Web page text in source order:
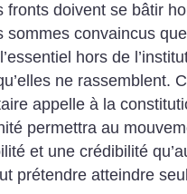
fronts doivent se bâtir
sommes convaincus
hors de
ne rassemblent.
appelle à la
permettra au
et une crédibilité
prétendre atteindre